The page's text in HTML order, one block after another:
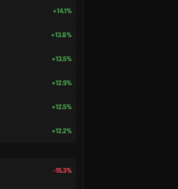
+14.1%
+13.8%
+13.5%
+12.9%
+12.5%
+12.2%
-15.3%